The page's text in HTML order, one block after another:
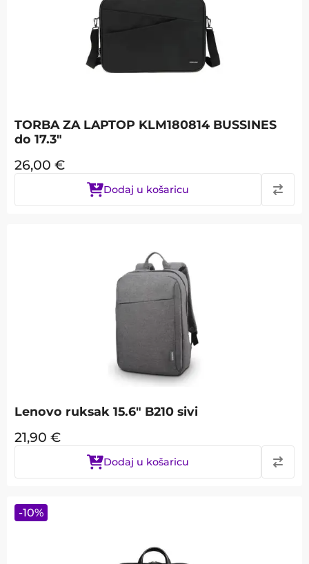
TORBA ZA LAPTOP KLM180814 BUSSINES
do 17.3"
26,00 €
Dodaj u košaricu
Lenovo ruksak 15.6" B210 sivi
21,90 €
Dodaj u košaricu
-10%